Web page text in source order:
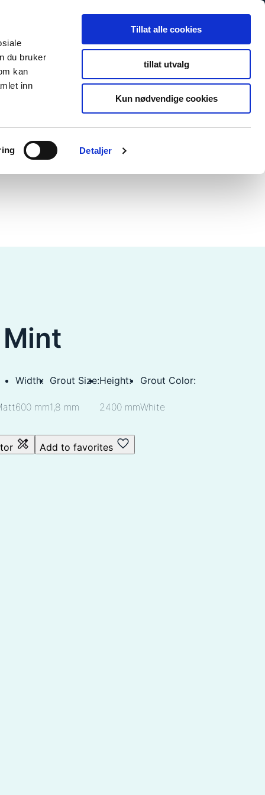
du bruker
kan
inn
Detaljer
Tillat alle cookies
tillat utvalg
Kun nødvendige cookies
Width:
600 mm
Grout Size:
1,8 mm
Height:
2400 mm
Grout Color:
White
Add to favorites